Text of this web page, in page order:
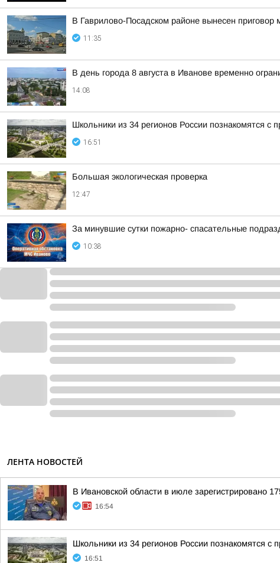
В Гаврилово-Посадском районе вынесен приговор
11:35
В день города 8 августа в Иванове временно
14:08
Школьники из 34 регионов России познакомятся
16:51
Большая экологическая проверка
12:47
За минувшие сутки пожарно- спасательные
10:38
ЛЕНТА НОВОСТЕЙ
В Ивановской области в июле зарегистрировано
16:54
Школьники из 34 регионов России познакомятся
16:51